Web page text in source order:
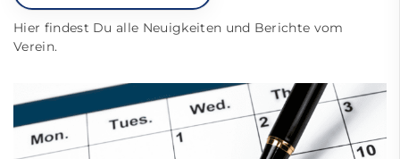
Hier findest Du alle Neuigkeiten und Berichte vom
Verein.